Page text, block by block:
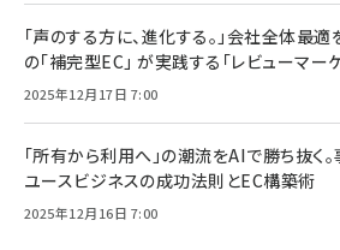
「声のする方に、進化する。」会社全体最
の「補完型EC」 が実践する「レビューマー
2025年12月17日 7:00
「所有から利用へ」の潮流をAIで勝ち抜く
ユースビジネスの成功法則とEC構築術
2025年12月16日 7:00